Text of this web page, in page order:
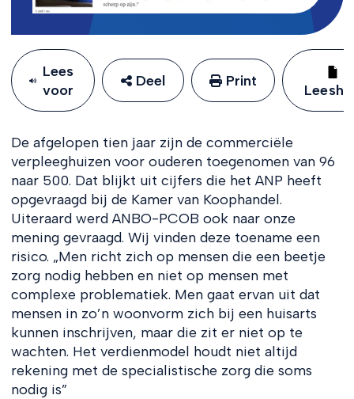
Lees
voor
Deel Print
De afgelopen tien jaar zijn de commerciële
verpleeghuizen voor ouderen toegenomen van 96
naar 500. Dat blijkt uit cijfers die het ANP heeft
opgevraagd bij de Kamer van Koophandel.
Uiteraard werd ANBO-PCOB ook naar onze
mening gevraagd. Wij vinden deze toename een
risico. „Men richt zich op mensen die een beetje
zorg nodig hebben en niet op mensen met
complexe problematiek. Men gaat ervan uit dat
mensen in zo’n woonvorm zich bij een huisarts
kunnen inschrijven, maar die zit er niet op te
wachten. Het verdienmodel houdt niet altijd
rekening met de specialistische zorg die soms
nodig is”